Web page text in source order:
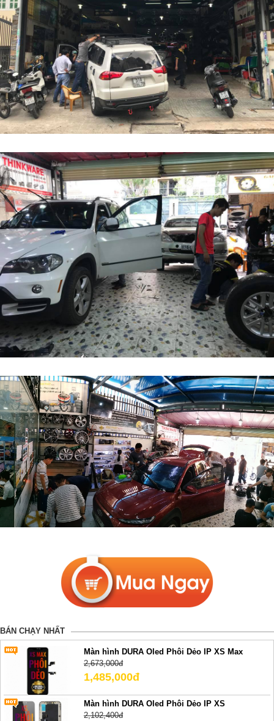
BÁN CHẠY NHẤT
Màn hình DURA Oled Phôi Dẻo IP XS Max
2,673,000đ
1,485,000đ
Màn hình DURA Oled Phôi Dẻo IP XS
2,102,400đ